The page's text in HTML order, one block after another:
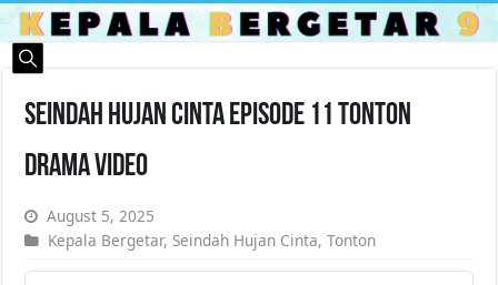
Seindah Hujan Cinta Episode 11 Tonton
Drama Video
August 5, 2025
Kepala Bergetar, Seindah Hujan Cinta,Tonton